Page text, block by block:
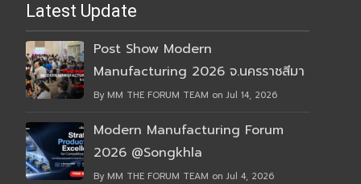
Latest Update
Post Show Modern
Manufacturing 2026 จ.นครราชสีมา
By MM THE FORUM TEAM on Jul 14, 2026
Modern Manufacturing Forum
2026 @Songkhla
By MM THE FORUM TEAM on Jul 4, 2026